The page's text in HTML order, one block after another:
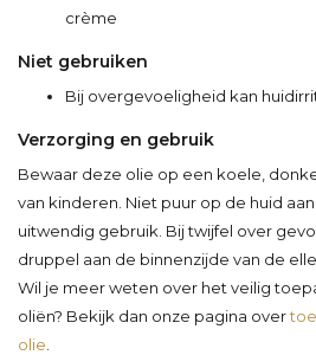
crème
Niet gebruiken
Bij overgevoeligheid kan
Verzorging en gebruik
Bewaar deze olie op een koele,
van kinderen. Niet puur op de huid
uitwendig gebruik. Bij twijfel over
druppel aan de binnenzijde van de
Wil je meer weten over het veilig
oliën? Bekijk dan onze pagina over
olie